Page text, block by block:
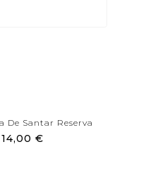
De Santar Reserva
14,00 €